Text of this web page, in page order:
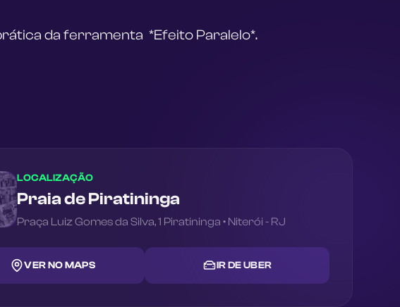
da ferramenta  *Efeito Paralelo*.
LOCALIZAÇÃO
Praia de Piratininga
Praça Luiz Gomes da Silva,1 Piratininga • Niterói - RJ
VER NO MAPS IR DE UBER